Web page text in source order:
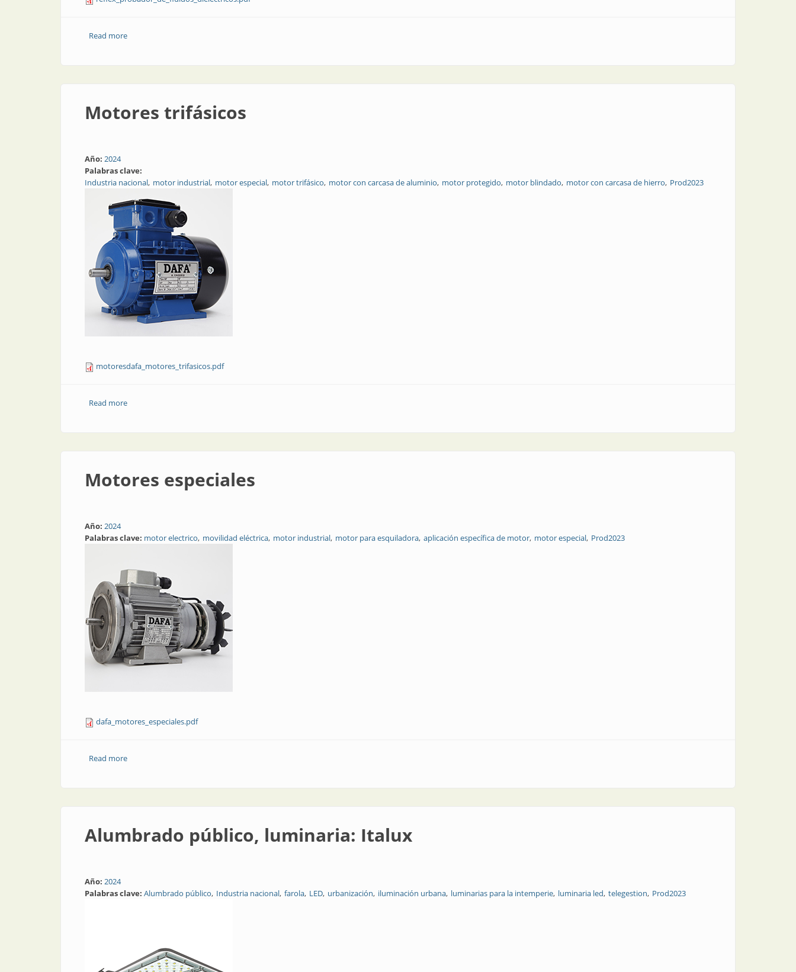
Read moreabout Probador de fluidos dieléctricos
Motores trifásicos
Año: 2024
Palabras clave:
Industria nacional motor industrial motor especial motor trifásico motor con carcasa de aluminio motor protegido motor blindado motor con carcasa de hierro Prod2023
motoresdafa_motores_trifasicos.pdf
Read moreabout Motores trifásicos
Motores especiales
Año: 2024
Palabras clave: motor electrico movilidad eléctrica motor industrial motor para esquiladora aplicación específica de motor motor especial Prod2023
dafa_motores_especiales.pdf
Read moreabout Motores especiales
Alumbrado público, luminaria: Italux
Año: 2024
Palabras clave: Alumbrado público Industria nacional farola LED urbanización iluminación urbana luminarias para la intemperie luminaria led telegestion Prod2023